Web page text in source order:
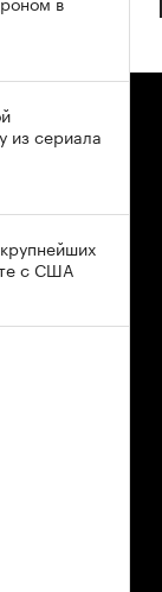
из сериала
с США